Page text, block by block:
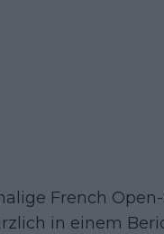
French
in einem